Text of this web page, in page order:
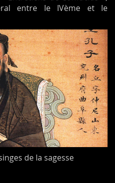
entre le IVème et le
de la sagesse